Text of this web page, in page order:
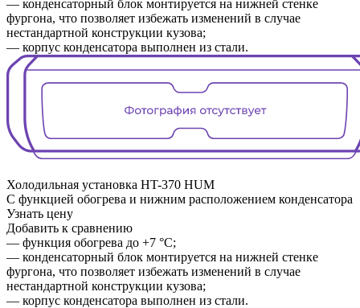
— конденсаторный блок монтируется на нижней стенке
фургона, что позволяет избежать изменений в случае
нестандартной конструкции кузова;
— корпус конденсатора выполнен из стали.
Холодильная установка HT-370 HUM
С функцией обогрева и нижним расположением конденсатора
Узнать цену
Добавить к сравнению
— функция обогрева до +7 °C;
— конденсаторный блок монтируется на нижней стенке
фургона, что позволяет избежать изменений в случае
нестандартной конструкции кузова;
— корпус конденсатора выполнен из стали.